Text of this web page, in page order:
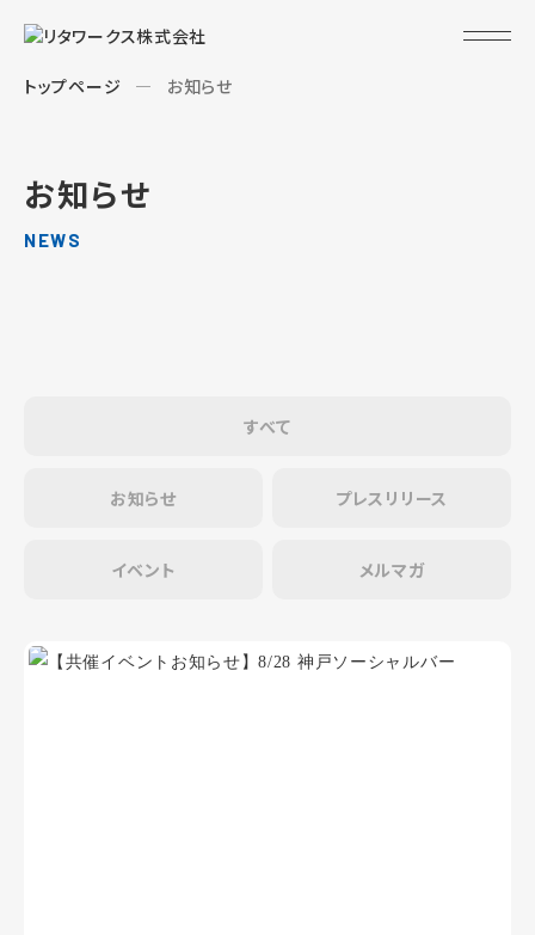
トップページ お知らせ
お知らせ
NEWS
すべて
お知らせ プレスリリース
イベント メルマガ